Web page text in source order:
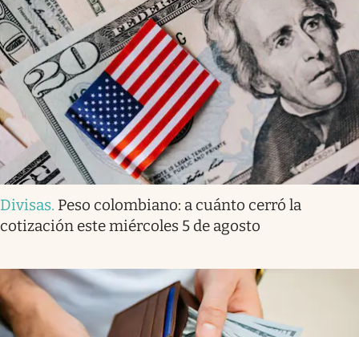
Divisas. Peso colombiano: a cuánto cerró la
cotización este miércoles 5 de agosto